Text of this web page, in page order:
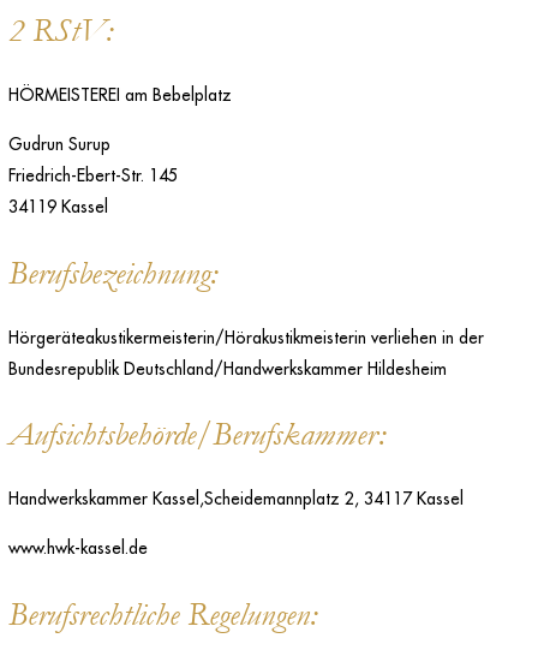
2 RStV:
HÖRMEISTEREI am Bebelplatz
Gudrun Surup
Friedrich-Ebert-Str. 145
34119 Kassel
Berufsbezeichnung:
Hörgeräteakustikermeisterin/Hörakustikmeisterin verliehen in der
Bundesrepublik Deutschland/Handwerkskammer Hildesheim
Aufsichtsbehörde/Berufskammer:
Handwerkskammer Kassel,Scheidemannplatz 2, 34117 Kassel
www.hwk-kassel.de
Berufsrechtliche Regelungen: